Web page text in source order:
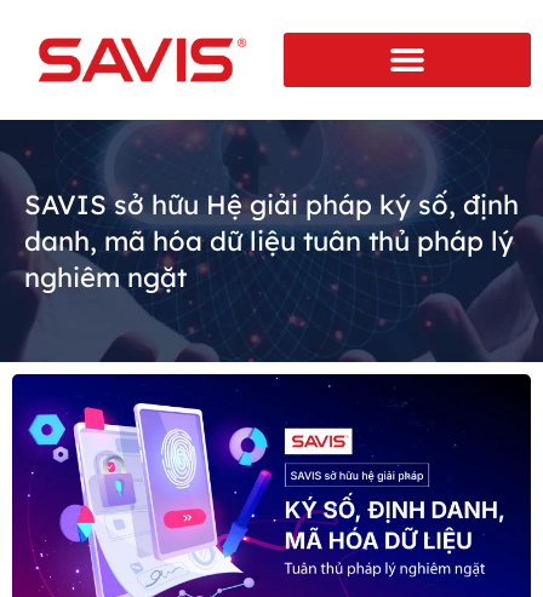
SAVIS sở hữu Hệ giải pháp ký số, định
danh, mã hóa dữ liệu tuân thủ pháp lý
nghiêm ngặt